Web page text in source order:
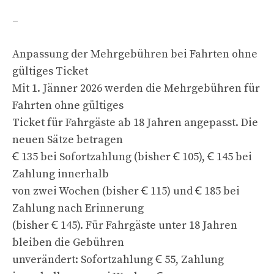
–
Anpassung der Mehrgebühren bei Fahrten ohne
gültiges Ticket
Mit 1. Jänner 2026 werden die Mehrgebühren für
Fahrten ohne gültiges
Ticket für Fahrgäste ab 18 Jahren angepasst. Die
neuen Sätze betragen
Ꞓ 135 bei Sofortzahlung (bisher Ꞓ 105), Ꞓ 145 bei
Zahlung innerhalb
von zwei Wochen (bisher Ꞓ 115) und Ꞓ 185 bei
Zahlung nach Erinnerung
(bisher Ꞓ 145). Für Fahrgäste unter 18 Jahren
bleiben die Gebühren
unverändert: Sofortzahlung Ꞓ 55, Zahlung